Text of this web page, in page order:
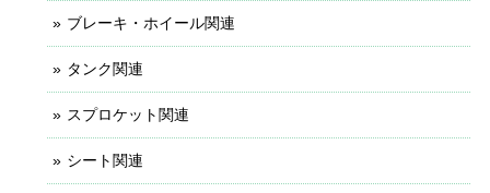
ブレーキ・ホイール関連
タンク関連
スプロケット関連
シート関連